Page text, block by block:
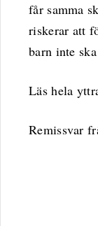
får samma
riskerar att
barn inte
Läs hela
Remissvar